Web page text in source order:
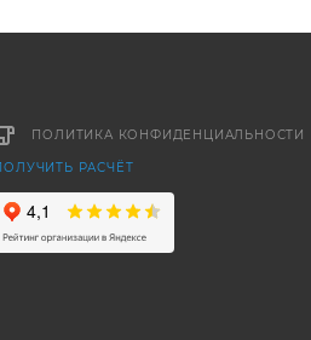
ПОЛИТИКА КОНФИДЕНЦИАЛЬНОСТИ
РАСЧЁТ